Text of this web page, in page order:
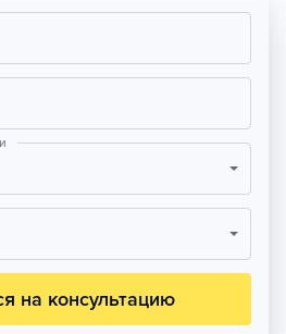
на консультацию